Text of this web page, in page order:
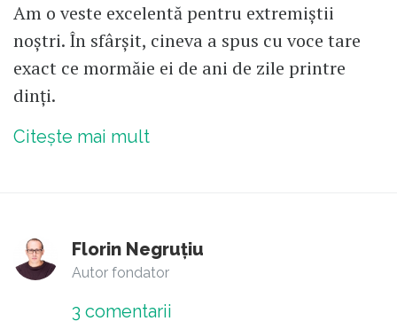
Am o veste excelentă pentru extremiștii
noștri. În sfârșit, cineva a spus cu voce tare
exact ce mormăie ei de ani de zile printre
dinți.
Citește mai mult
Florin Negruțiu
Autor fondator
3 comentarii